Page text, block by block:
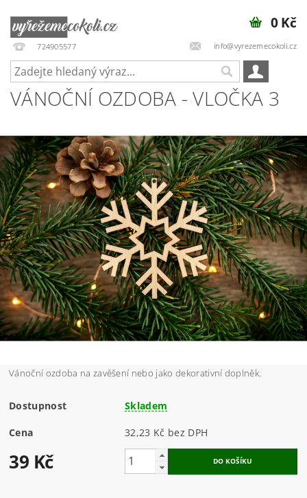
724905577 info@vyrezemecokoli.cz
0 Kč
VÁNOČNÍ OZDOBA - VLOČKA 3
Vánoční ozdoba na zavěšení nebo jako dekorativní doplněk.
Dostupnost Skladem
Cena 32,23 Kč bez DPH
39 Kč